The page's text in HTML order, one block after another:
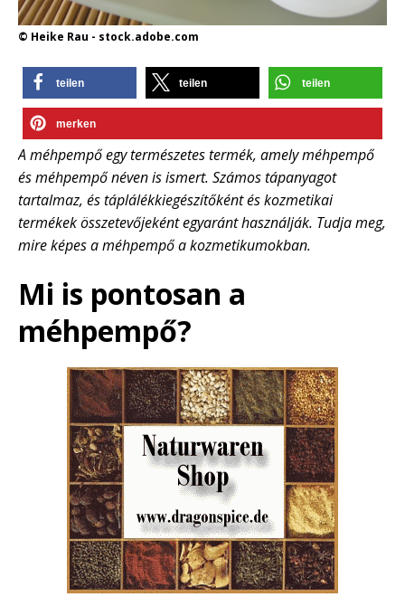
© Heike Rau - stock.adobe.com
teilen teilen teilen
merken
A méhpempő egy természetes termék, amely méhpempő
és méhpempő néven is ismert. Számos tápanyagot
tartalmaz, és táplálékkiegészítőként és kozmetikai
termékek összetevőjeként egyaránt használják. Tudja meg,
mire képes a méhpempő a kozmetikumokban.
Mi is pontosan a
méhpempő?